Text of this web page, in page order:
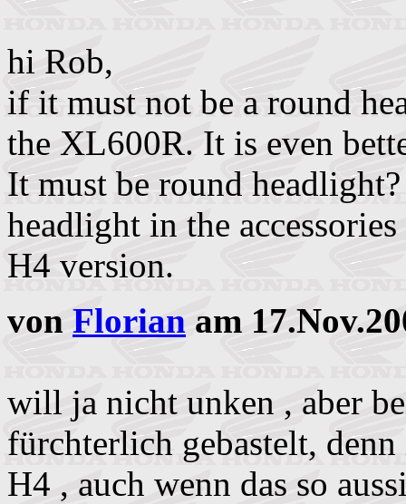
hi Rob,
if it must not be a round
the XL600R. It is even
It must be round
headlight in the
H4 version.
von Florian am
will ja nicht unken , aber
fürchterlich gebastelt,
H4 , auch wenn das so